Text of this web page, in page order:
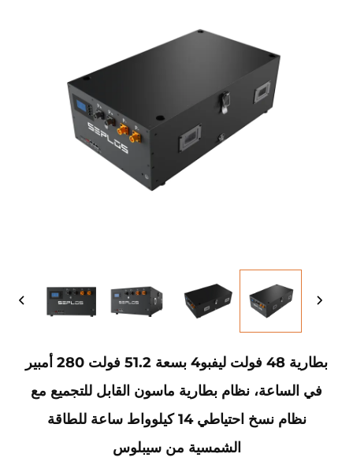
بطارية 48 فولت ليفبو4 بسعة 51.2 فولت 280 أمبير
في الساعة، نظام بطارية ماسون القابل للتجميع مع
نظام نسخ احتياطي 14 كيلوواط ساعة للطاقة
الشمسية من سيبلوس